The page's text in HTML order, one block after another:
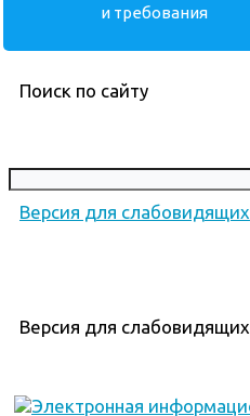
и требования
Поиск по сайту
Версия для слабовидящих
Версия для слабовидящих